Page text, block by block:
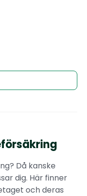
Då kanske
dig. Här finner
och deras